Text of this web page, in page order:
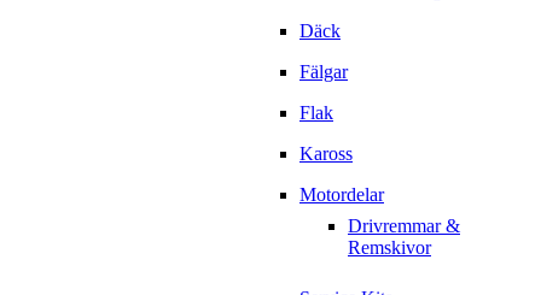
Däck
Fälgar
Flak
Kaross
Motordelar
Drivremmar &
Remskivor